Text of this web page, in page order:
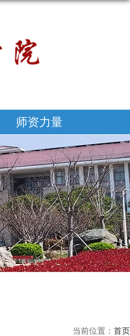
师资力量
当前位置： 首页